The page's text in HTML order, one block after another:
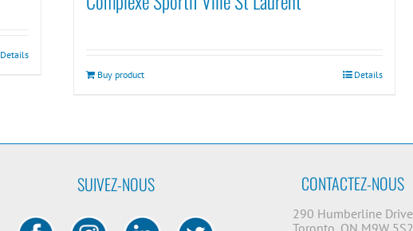
Details
Buy product Details
SUIVEZ-NOUS CONTACTEZ-NOUS
290 Humberline Drive
Toronto, ON M9W 5S2